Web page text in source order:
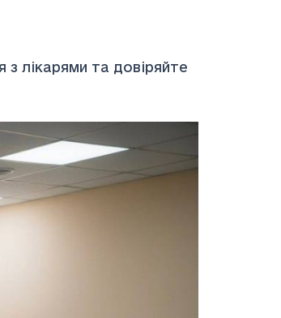
лікарями та довіряйте